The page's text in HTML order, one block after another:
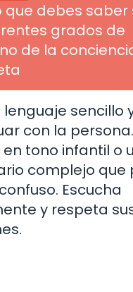
que debes saber
grados de
de la
lenguaje sencillo
con la
tono infantil o
complejo que
Escucha
y respeta